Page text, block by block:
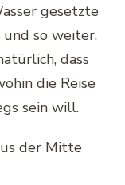
gesetzte
und so weiter.
dass
die Reise
sein will.
der Mitte